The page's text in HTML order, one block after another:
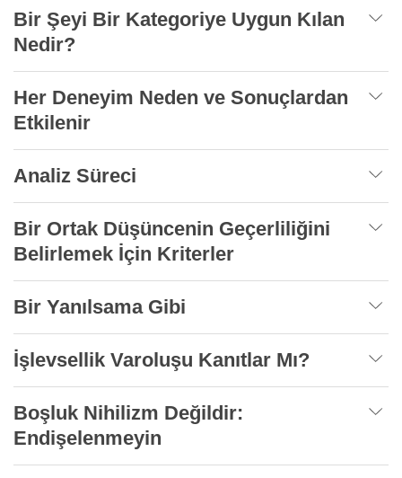
Bir Şeyi Bir Kategoriye Uygun Kılan
Nedir?
Her Deneyim Neden ve Sonuçlardan
Etkilenir
Analiz Süreci
Bir Ortak Düşüncenin Geçerliliğini
Belirlemek İçin Kriterler
Bir Yanılsama Gibi
İşlevsellik Varoluşu Kanıtlar Mı?
Boşluk Nihilizm Değildir:
Endişelenmeyin